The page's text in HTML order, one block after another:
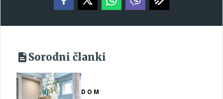
Sorodni članki
DOM